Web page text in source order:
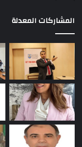
المشاركات المعدلة